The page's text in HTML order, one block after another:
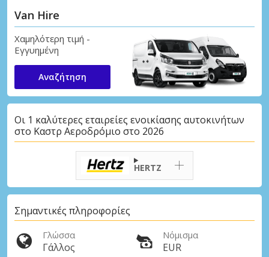
Van Hire
Χαμηλότερη τιμή -
Εγγυημένη
Αναζήτηση
Οι 1 καλύτερες εταιρείες ενοικίασης αυτοκινήτων
στο Καστρ Αεροδρόμιο στο 2026
HERTZ
Σημαντικές πληροφορίες
Γλώσσα
Γάλλος
Νόμισμα
EUR